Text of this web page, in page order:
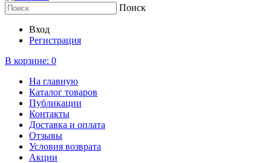
Поиск
Вход
Регистрация
В корзине: 0
На главную
Каталог товаров
Публикации
Контакты
Доставка и оплата
Отзывы
Условия возврата
Акции